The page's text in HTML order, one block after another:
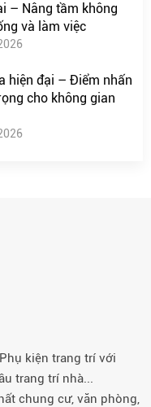
– Nâng tầm không
và làm việc
hiện đại – Điểm nhấn
cho không gian
kiện trang trí với
trang trí nhà...
chung cư, văn phòng,